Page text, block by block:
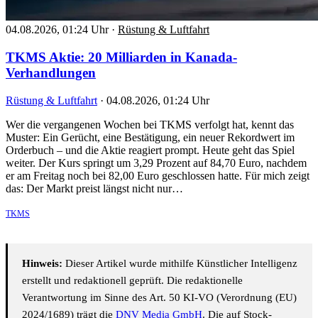
04.08.2026, 01:24 Uhr · Rüstung & Luftfahrt
TKMS Aktie: 20 Milliarden in Kanada-
Verhandlungen
Rüstung & Luftfahrt · 04.08.2026, 01:24 Uhr
Wer die vergangenen Wochen bei TKMS verfolgt hat, kennt das
Muster: Ein Gerücht, eine Bestätigung, ein neuer Rekordwert im
Orderbuch – und die Aktie reagiert prompt. Heute geht das Spiel
weiter. Der Kurs springt um 3,29 Prozent auf 84,70 Euro, nachdem
er am Freitag noch bei 82,00 Euro geschlossen hatte. Für mich zeigt
das: Der Markt preist längst nicht nur…
TKMS
Hinweis: Dieser Artikel wurde mithilfe Künstlicher Intelligenz
erstellt und redaktionell geprüft. Die redaktionelle
Verantwortung im Sinne des Art. 50 KI-VO (Verordnung (EU)
2024/1689) trägt die DNV Media GmbH. Die auf Stock-